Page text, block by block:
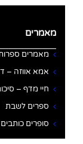
מאמרים
מאמרים
אמא אווזה –
חיי מדף –
ספרים לשבת
סופרים